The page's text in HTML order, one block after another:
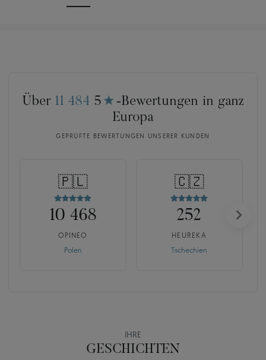
Über 11 484 5 ★ -Bewertungen in ganz
Europa
GEPRÜFTE BEWERTUNGEN UNSERER KUNDEN
🇵🇱
10 468
OPINEO
Polen
🇨🇿
252
HEUREKA
Tschechien
IHRE
GESCHICHTEN